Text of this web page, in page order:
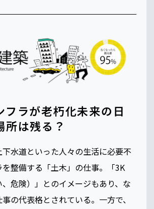
フラが老朽化未来の日
所は残る？
水道といった人々の生活に必要不
整備する「土木」の仕事。「3K
、危険）」とのイメージもあり、な
の代表格とされている。一方で、